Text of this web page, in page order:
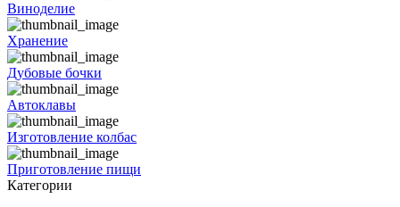
Виноделие
Хранение
Дубовые бочки
Автоклавы
Изготовление колбас
Приготовление пищи
Категории